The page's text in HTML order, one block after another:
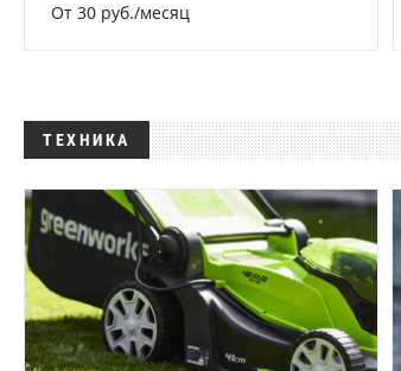
От 30 руб./месяц
ТЕХНИКА